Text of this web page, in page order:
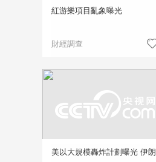
紅游樂項目亂象曝光
財經調查
美以大規模轟炸計劃曝光 伊朗